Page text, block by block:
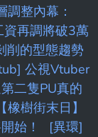
息ETF大買
整內幕：
再調將破3萬
削的型態趨勢
公視Vtuber
二隻PU真的
橡樹街末日】
始！
[異環]